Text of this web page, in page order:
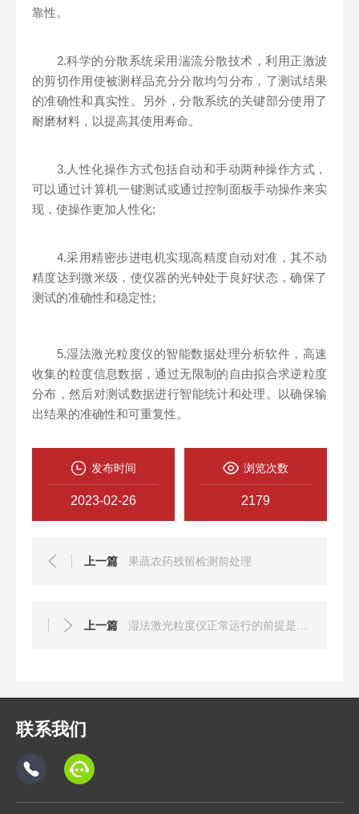
靠性。
2.科学的分散系统采用湍流分散技术，利用正激波
的剪切作用使被测样品充分分散均匀分布，了测试结果
的准确性和真实性。另外，分散系统的关键部分使用了
耐磨材料，以提高其使用寿命。
3.人性化操作方式包括自动和手动两种操作方式，
可以通过计算机一键测试或通过控制面板手动操作来实
现，使操作更加人性化;
4.采用精密步进电机实现高精度自动对准，其不动
精度达到微米级，使仪器的光钟处于良好状态，确保了
测试的准确性和稳定性;
5.湿法激光粒度仪的智能数据处理分析软件，高速
收集的粒度信息数据，通过无限制的自由拟合求逆粒度
分布，然后对测试数据进行智能统计和处理。以确保输
出结果的准确性和可重复性。
发布时间
2023-02-26
浏览次数
2179
上一篇 果蔬农药残留检测前处理
上一篇
联系我们